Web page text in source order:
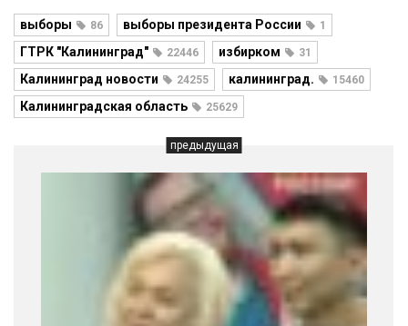
выборы 86 выборы президента России 1
ГТРК "Калининград" 22446 избирком 31
Калининград новости 24255 калининград. 15460
Калининградская область 25629
предыдущая